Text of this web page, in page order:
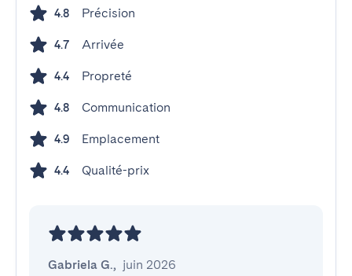
4.8 Précision
4.7 Arrivée
4.4 Propreté
4.8 Communication
4.9 Emplacement
4.4 Qualité-prix
Gabriela G., juin 2026